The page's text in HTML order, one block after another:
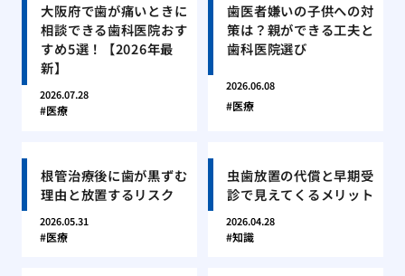
大阪府で歯が痛いときに
相談できる歯科医院おす
すめ5選！【2026年最
新】
2026.07.28
医療
歯医者嫌いの子供への対
策は？親ができる工夫と
歯科医院選び
2026.06.08
医療
根管治療後に歯が黒ずむ
理由と放置するリスク
2026.05.31
医療
虫歯放置の代償と早期受
診で見えてくるメリット
2026.04.28
知識